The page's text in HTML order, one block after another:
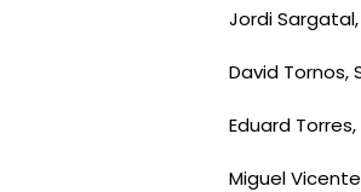
Jordi
David Tornos,
Eduard
Miguel